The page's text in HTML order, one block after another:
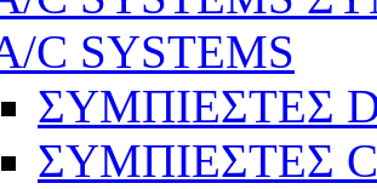
C SYSTEMS
ΣΥΜΠΙΕΣΤΕΣ
ΣΥΜΠΙΕΣΤΕΣ